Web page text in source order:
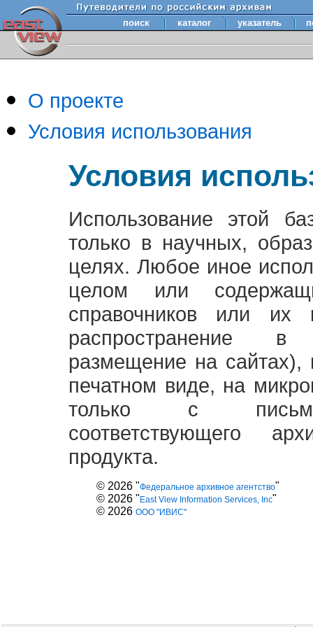
поиск каталог указатель
О проекте
Условия использования
Условия
Использование этой
только в научных,
целях. Любое иное
целом или
справочников или их
распространение
размещение на
печатном виде, на
только с
соответствующего
продукта.
© 2026 "Федеральное архивное агентство"
© 2026 " East View Information Services, Inc"
© 2026 ООО "ИВИС"